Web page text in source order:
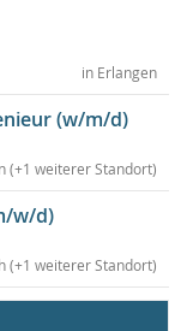
in Erlangen
(w/m/d)
(+1 weiterer Standort)
w/d)
(+1 weiterer Standort)